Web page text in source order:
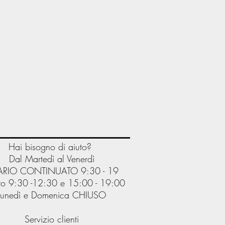
Hai bisogno di aiuto?
Dal Martedì al Venerdì
CONTINUATO 9:30 - 19
9:30 -12:30 e 15:00 - 19:00
e Domenica CHIUSO
Servizio clienti